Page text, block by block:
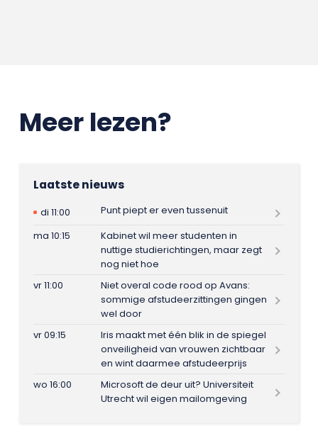
Meer lezen?
Laatste nieuws
di 11:00
Punt piept er even tussenuit
ma 10:15
Kabinet wil meer studenten in
nuttige studierichtingen, maar zegt
nog niet hoe
vr 11:00
Niet overal code rood op Avans:
sommige afstudeerzittingen gingen
wel door
vr 09:15
Iris maakt met één blik in de spiegel
onveiligheid van vrouwen zichtbaar
en wint daarmee afstudeerprijs
wo 16:00
Microsoft de deur uit? Universiteit
Utrecht wil eigen mailomgeving